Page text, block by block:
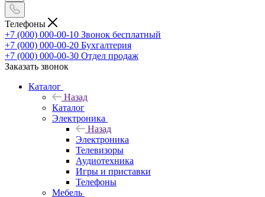
Телефоны
+7 (000) 000-00-10 Звонок бесплатный
+7 (000) 000-00-20 Бухгалтерия
+7 (000) 000-00-30 Отдел продаж
Заказать звонок
Каталог
Назад
Каталог
Электроника
Назад
Электроника
Телевизоры
Аудиотехника
Игры и приставки
Телефоны
Мебель